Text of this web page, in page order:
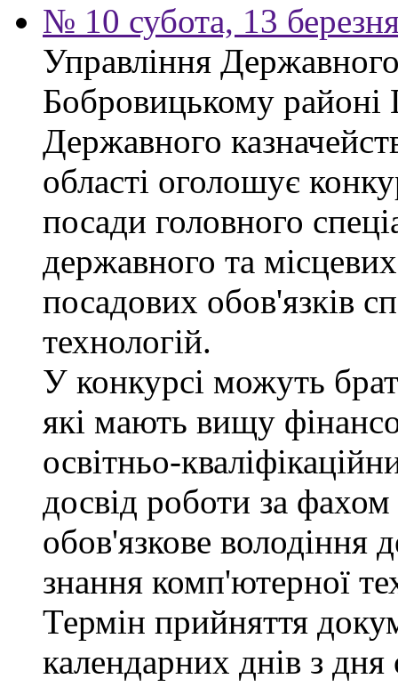
№ 10 субота, 13
Управління
Бобровицькому районі
Державного
області оголошує
посади головного
державного та
посадових обов'язків
технологій.
У конкурсі можуть
які мають вищу
освітньо-
досвід роботи за
обов'язкове
знання комп'ютерної
Термін прийняття
календарних днів з